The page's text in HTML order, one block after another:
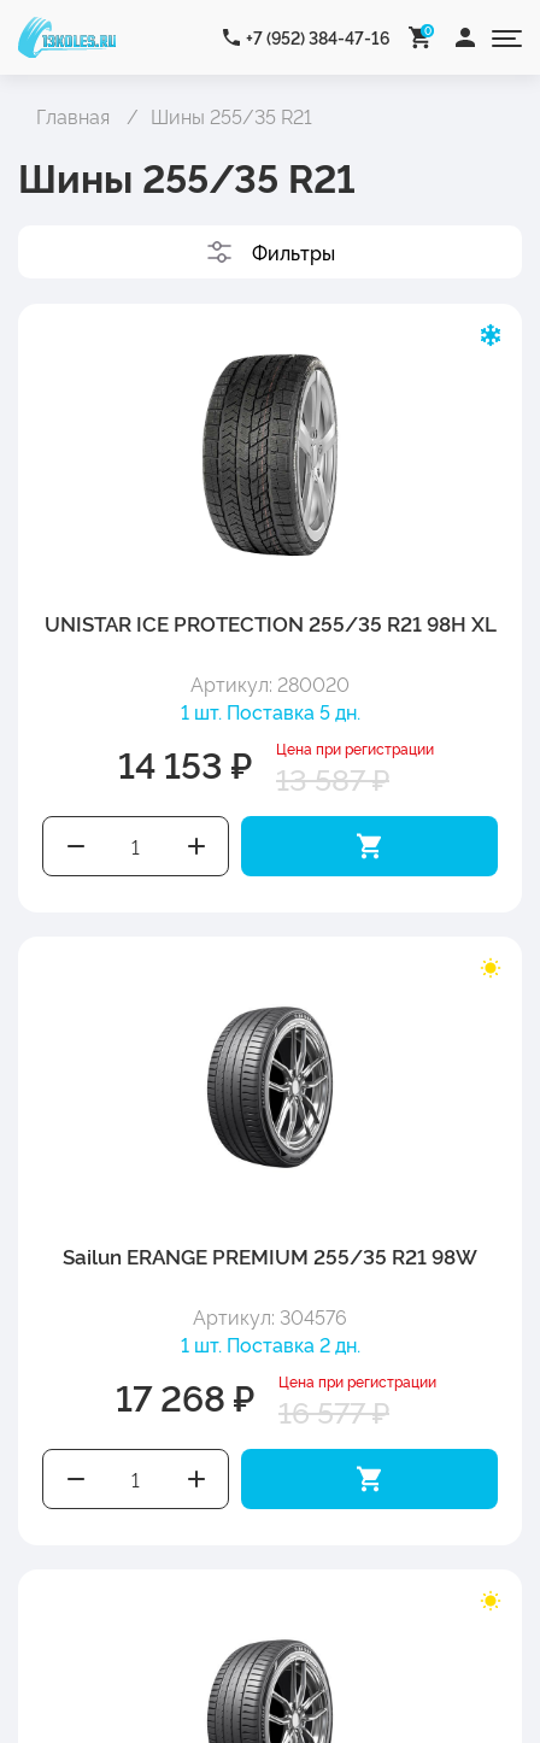
+7 (952) 384-47-16 0
Главная Шины 255/35 R21
Шины 255/35 R21
Фильтры
UNISTAR ICE PROTECTION 255/35 R21 98H XL
Артикул: 280020
1 шт. Поставка 5 дн.
14 153 ₽ Цена при регистрации
13 587 ₽
Sailun ERANGE PREMIUM 255/35 R21 98W
Артикул: 304576
1 шт. Поставка 2 дн.
17 268 ₽ Цена при регистрации
16 577 ₽